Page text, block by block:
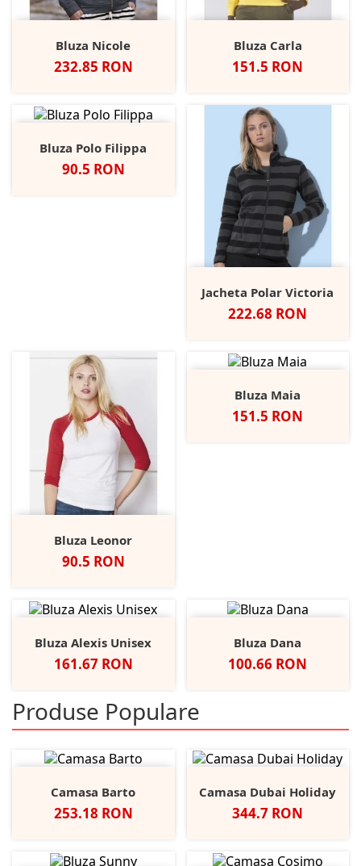
Bluza Nicole
Pret
232.85 RON
Bluza Carla
Pret
151.5 RON
Bluza Polo Filippa
Pret
90.5 RON
Jacheta Polar Victoria
Pret
222.68 RON
Bluza Leonor
Pret
90.5 RON
Bluza Maia
Pret
151.5 RON
Bluza Alexis Unisex
Pret
161.67 RON
Bluza Dana
Pret
100.66 RON
Produse Populare
Camasa Barto
Pret
253.18 RON
Camasa Dubai Holiday
Pret
344.7 RON